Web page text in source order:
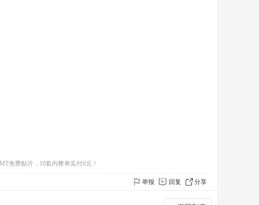
免费贴片，10套内整单实付0元！
举报 回复 分享